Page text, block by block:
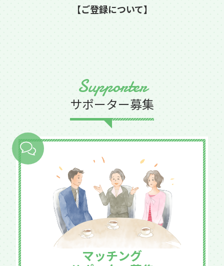
【ご登録について】
Supporter
サポーター募集
マッチング